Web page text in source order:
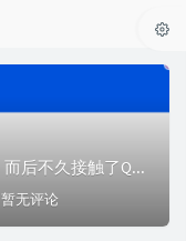
前言大概是20年前后，接触到了建站，而后不久接触了QQ机器人。因为QQ机器人的部分功能需要通过接口实现，就这样我接触到了一些API站点，韩小韩API、独角...
暂无评论